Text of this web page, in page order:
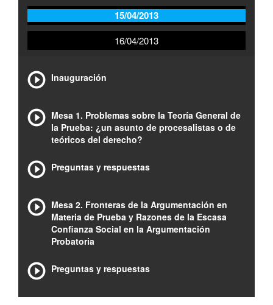
15/04/2013
16/04/2013
Inauguración
Mesa 1. Problemas sobre la Teoría General de
la Prueba: ¿un asunto de procesalistas o de
teóricos del derecho?
Preguntas y respuestas
Mesa 2. Fronteras de la Argumentación en
Materia de Prueba y Razones de la Escasa
Confianza Social en la Argumentación
Probatoria
Preguntas y respuestas